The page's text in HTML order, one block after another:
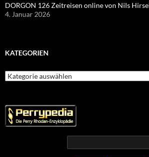
DORGON 126 Zeitreisen online von Nils
4. Januar 2026
KATEGORIEN
Kategorien